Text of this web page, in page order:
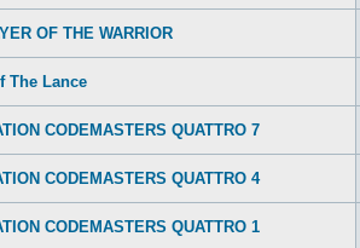
OF THE WARRIOR
The Lance
CODEMASTERS QUATTRO 7
CODEMASTERS QUATTRO 4
CODEMASTERS QUATTRO 1